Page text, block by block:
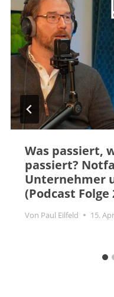
Was passiert,
passiert?
Unternehmer
(Podcast Folge
Von Paul Eilfeld 15.